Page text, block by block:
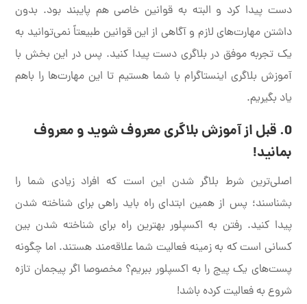
دست پیدا کرد و البته به قوانین خاصی هم پایبند بود. بدون
داشتن مهارت‌های لازم و آگاهی از این قوانین طبیعتاً نمی‌توانید به
یک تجربه موفق در بلاگری دست پیدا کنید. پس در این بخش با
آموزش بلاگری اینستاگرام با شما هستیم تا این مهارت‌ها را باهم
یاد بگیریم.
0. قبل از آموزش بلاگری معروف شوید و معروف
بمانید!
اصلی‌ترین شرط بلاگر شدن این است که افراد زیادی شما را
بشناسند؛ پس از همین ابتدای راه باید راهی برای شناخته شدن
پیدا کنید. رفتن به اکسپلور بهترین راه برای شناخته شدن بین
کسانی است که به زمینه فعالیت شما علاقه‌مند هستند. اما چگونه
پست‌های یک پیج را به اکسپلور ببریم؟ مخصوصا اگر پیجمان تازه
شروع به فعالیت کرده باشد!